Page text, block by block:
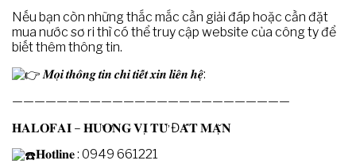
Nếu bạn còn những thắc mắc cần giải đáp hoặc cần đặt
mua nước sơ ri thì có thể truy cập website của công ty để
biết thêm thông tin.
𝑴𝒐̣𝒊 𝒕𝒉𝒐̂𝒏𝒈 𝒕𝒊𝒏 𝒄𝒉𝒊 𝒕𝒊𝒆̂́𝒕 𝒙𝒊𝒏 𝒍𝒊𝒆̂𝒏 𝒉𝒆̣̂:
—————————————————————————
𝐇𝐀𝐋𝐎𝐅𝐀𝐈 – 𝐇𝐔̛𝐎̛𝐍𝐆 𝐕𝐈̣ 𝐓𝐔̛̀ Đ𝐀̂́𝐓 𝐌𝐀̣̆𝐍
𝐇𝐨𝐭𝐥𝐢𝐧𝐞 : 0949 661221